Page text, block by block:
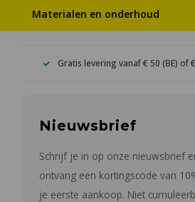
Materialen en onderhoud
Gratis levering vanaf € 50 (BE) of €
Nieuwsbrief
Schrijf je in op onze nieuwsbrief
ontvang een kortingscode van
je eerste aankoop. Niet